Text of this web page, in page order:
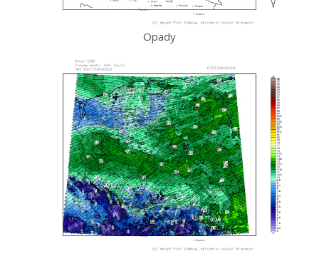
Opady